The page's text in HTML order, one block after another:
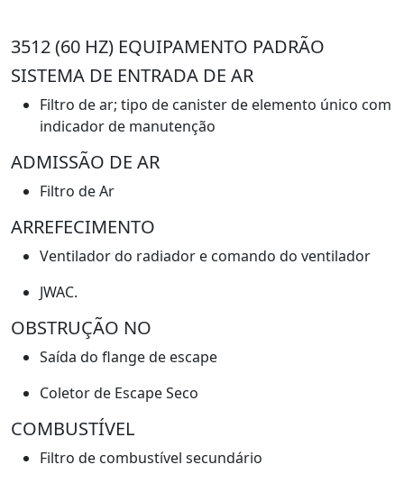
3512 (60 HZ) EQUIPAMENTO PADRÃO
SISTEMA DE ENTRADA DE AR
Filtro de ar; tipo de canister de elemento único com
indicador de manutenção
ADMISSÃO DE AR
Filtro de Ar
ARREFECIMENTO
Ventilador do radiador e comando do ventilador
JWAC.
OBSTRUÇÃO NO
Saída do flange de escape
Coletor de Escape Seco
COMBUSTÍVEL
Filtro de combustível secundário